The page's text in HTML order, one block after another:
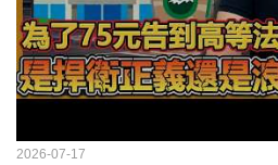
2026-07-17